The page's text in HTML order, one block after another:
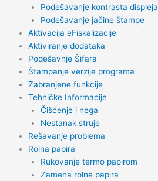
Podešavanje kontrasta displeja
Podešavanje jačine štampe
Aktivacija eFiskalizacije
Aktiviranje dodataka
Podešavnje Šifara
Štampanje verzije programa
Zabranjene funkcije
Tehničke Informacije
Čišćenje i nega
Nestanak struje
Rešavanje problema
Rolna papira
Rukovanje termo papirom
Zamena rolne papira